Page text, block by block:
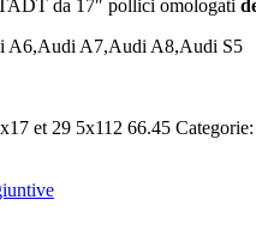
da 17″ pollici omologati
A6,Audi A7,Audi A8,Audi S5
et 29 5x112 66.45 Categorie: